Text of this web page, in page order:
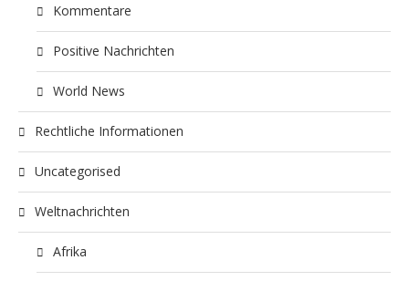
Kommentare
Positive Nachrichten
World News
Rechtliche Informationen
Uncategorised
Weltnachrichten
Afrika